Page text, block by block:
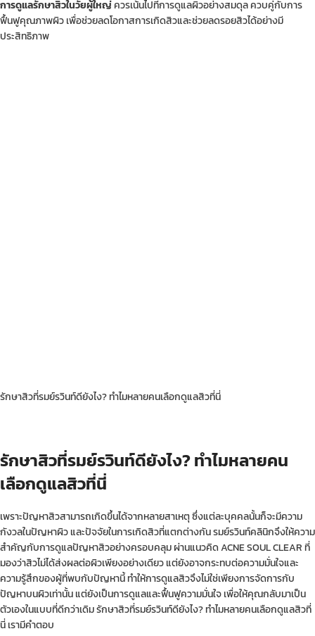
การดูแลรักษาสิวในวัยผู้ใหญ่ควรเน้นไปที่การดูแลผิวอย่างสมดุล ควบคู่กับการ
ฟื้นฟูคุณภาพผิว เพื่อช่วยลดโอกาสการเกิดสิวและช่วยลดรอยสิวได้อย่างมี
ประสิทธิภาพ
รักษาสิวที่รมย์รวินท์ดียังไง? ทำไมหลายคนเลือกดูแลสิวที่นี่
รักษาสิวที่รมย์รวินท์ดียังไง? ทำไมหลายคน
เลือกดูแลสิวที่นี่
เพราะปัญหาสิวสามารถเกิดขึ้นได้จากหลายสาเหตุ ซึ่งแต่ละบุคคลนั้นก็จะมีความ
กังวลในปัญหาผิว และปัจจัยในการเกิดสิวที่แตกต่างกัน รมย์รวินท์คลินิกจึงให้ความ
สำคัญกับการดูแลปัญหาสิวอย่างครอบคลุม ผ่านแนวคิด ACNE SOUL CLEAR ที่
มองว่าสิวไม่ได้ส่งผลต่อผิวเพียงอย่างเดียว แต่ยังอาจกระทบต่อความมั่นใจและ
ความรู้สึกของผู้ที่พบกับปัญหานี้ ทำให้การดูแลสิวจึงไม่ใช่เพียงการจัดการกับ
ปัญหาบนผิวเท่านั้น แต่ยังเป็นการดูแลและฟื้นฟูความมั่นใจ เพื่อให้คุณกลับมาเป็น
ตัวเองในแบบที่ดีกว่าเดิม รักษาสิวที่รมย์รวินท์ดียังไง? ทำไมหลายคนเลือกดูแลสิวที่
นี่ เรามีคำตอบ